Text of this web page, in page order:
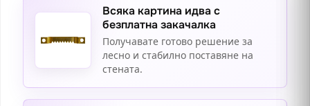
Всяка картина идва с
безплатна закачалка
Получавате готово решение за
лесно и стабилно поставяне на
стената.